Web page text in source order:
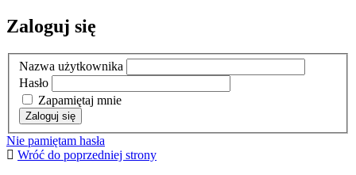
Zaloguj się
Nazwa użytkownika
Hasło
Zapamiętaj mnie
Nie pamiętam hasła
Wróć do poprzedniej strony